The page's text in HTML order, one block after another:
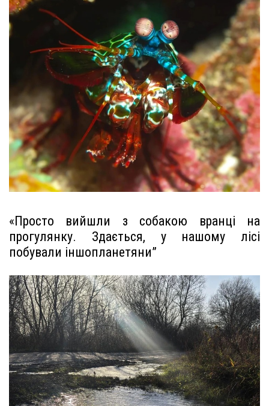
«Просто вийшли з собакою вранці на
прогулянку. Здається, у нашому лісі
побували іншопланетяни”